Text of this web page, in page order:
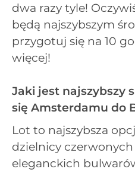
dwa razy tyle!
będą najszybszym
przygotuj się na 10
więcej!
Jaki jest najszybszy
się Amsterdamu do
Lot to najszybsza
dzielnicy
eleganckich